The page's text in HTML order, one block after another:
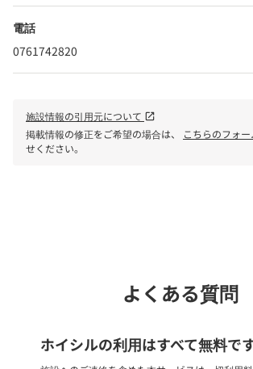
電話
0761742820
施設情報の引用元について open_in_new
掲載情報の修正をご希望の場合は、 こちらのフォー
せください。
よくある質問
ホイシルの利用はすべて無料で